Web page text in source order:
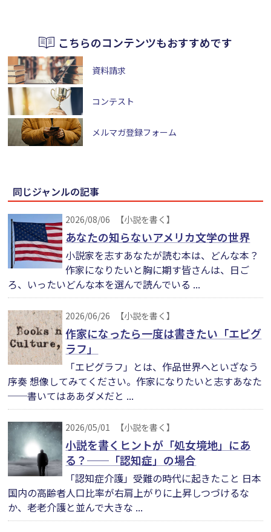
こちらのコンテンツもおすすめです
資料請求
コンテスト
メルマガ登録フォーム
同じジャンルの記事
2026/08/06 【小説を書く】
あなたの知らないアメリカ文学の世界
小説家を志すあなたが読む本は、どんな本？
作家になりたいと胸に期す皆さんは、日ご
ろ、いったいどんな本を選んで読んでいる ...
2026/06/26 【小説を書く】
作家になったら一度は書きたい「エピグ
ラフ」
「エピグラフ」とは、作品世界へといざなう
序奏 想像してみてください。作家になりたいと志すあなた
──書いてはああダメだと ...
2026/05/01 【小説を書く】
小説を書くヒントが「処女境地」にあ
る？──「認知症」の場合
「認知症介護」受難の時代に起きたこと 日本
国内の高齢者人口比率が右肩上がりに上昇しつづけるな
か、老老介護と並んで大きな ...